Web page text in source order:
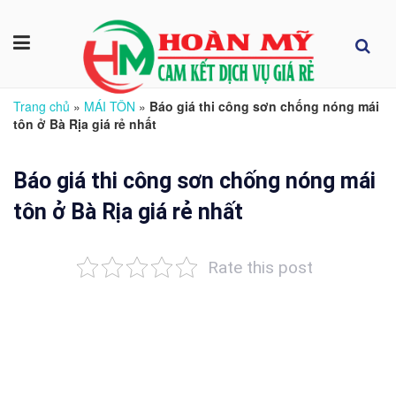
Trang chủ » MÁI TÔN » Báo giá thi công sơn chống nóng mái
tôn ở Bà Rịa giá rẻ nhất
Báo giá thi công sơn chống nóng mái
tôn ở Bà Rịa giá rẻ nhất
Rate this post